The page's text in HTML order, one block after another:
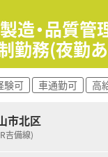
日とワークライ
備薬まで、従業員
製造・品
勤務(夜勤
験可 車通勤可 高
市北区
吉備線)